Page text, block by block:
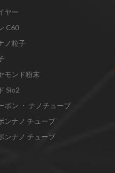
ヤー
C60
ノ粒子
モンド粉末
Sio2
ボン ・ ナノチューブ
ンナノ チューブ
ンナノ チューブ